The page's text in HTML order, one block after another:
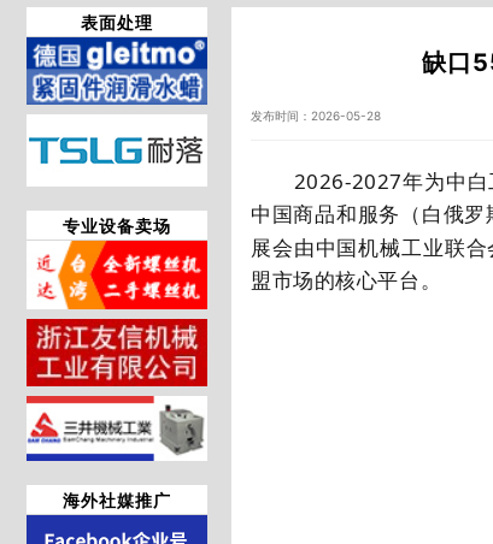
表面处理
专业设备卖场
海外社媒推广
缺口
发布时间：2026-05-28
2026-2027年为中
中国商品和服务（白俄
展会由中国机械工业联
盟市场的核心平台。